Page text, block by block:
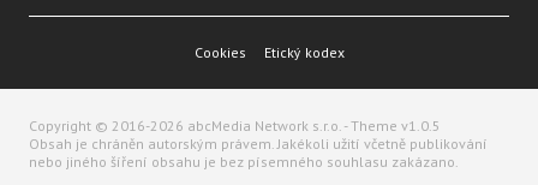
Cookies Etický kodex
Copyright © 2016-2026 abcMedia Network s.r.o. - Theme v1.0.5
Obsah je chráněn autorským právem. Jakékoli užití včetně publikování
nebo jiného šíření obsahu je bez písemného souhlasu zakázano.